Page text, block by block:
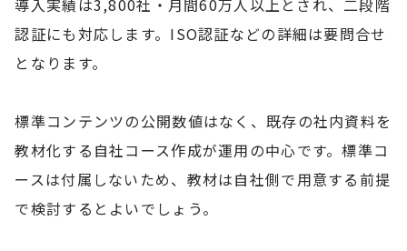
導入実績は3,800社・月間60万人以上とされ、二段階
認証にも対応します。ISO認証などの詳細は要問合せ
となります。
標準コンテンツの公開数値はなく、既存の社内資料を
教材化する自社コース作成が運用の中心です。標準コ
ースは付属しないため、教材は自社側で用意する前提
で検討するとよいでしょう。